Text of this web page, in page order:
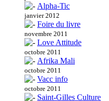
Alpha-Tic
janvier 2012
Foire du livre
novembre 2011
Love Attitude
octobre 2011
Afrika Mali
octobre 2011
Vacc info
octobre 2011
Saint-Gilles Culture